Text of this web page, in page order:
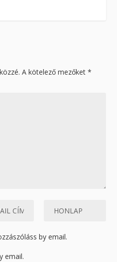
A kötelező mezőket*
by email.
email.